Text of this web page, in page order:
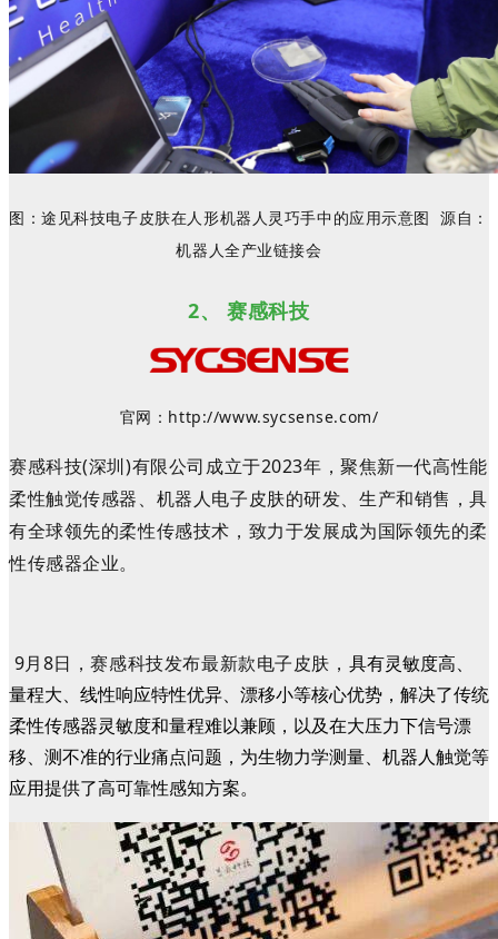
图：途见科技电子皮肤在人形机器人灵巧手中的应用示意图 源自：
机器人全产业链接会
2、赛感科技
官网： http://www.sycsense.com/
赛感科技(深圳)有限公司成立于2023年，聚焦新一代高性能
柔性触觉传感器、机器人电子皮肤的研发、生产和销售，具
有全球领先的柔性传感技术，致力于发展成为国际领先的柔
性传感器企业。
9月8日，赛感科技发布最新款电子皮肤， 具有灵敏度高、
量程大、线性响应特性优异、漂移小等核心优势，解决了传统
柔性传感器灵敏度和量程难以兼顾，以及在大压力下信号漂
移、测不准的行业痛点问题，为生物力学测量、机器人触觉等
应用提供了高可靠性感知方案。